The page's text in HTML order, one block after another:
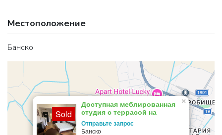
Местоположение
Банско
Sold
Доступная меблированная
студия с террасой на
продажу в Банско
Отправьте запрос
Банско
×